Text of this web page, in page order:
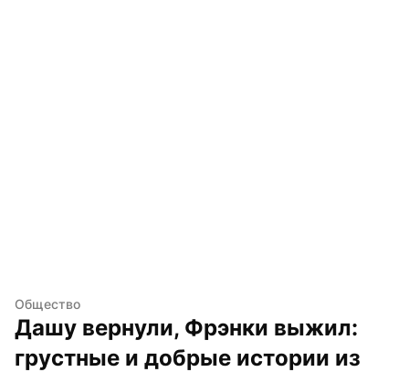
Общество
Дашу вернули, Фрэнки выжил:
грустные и добрые истории из